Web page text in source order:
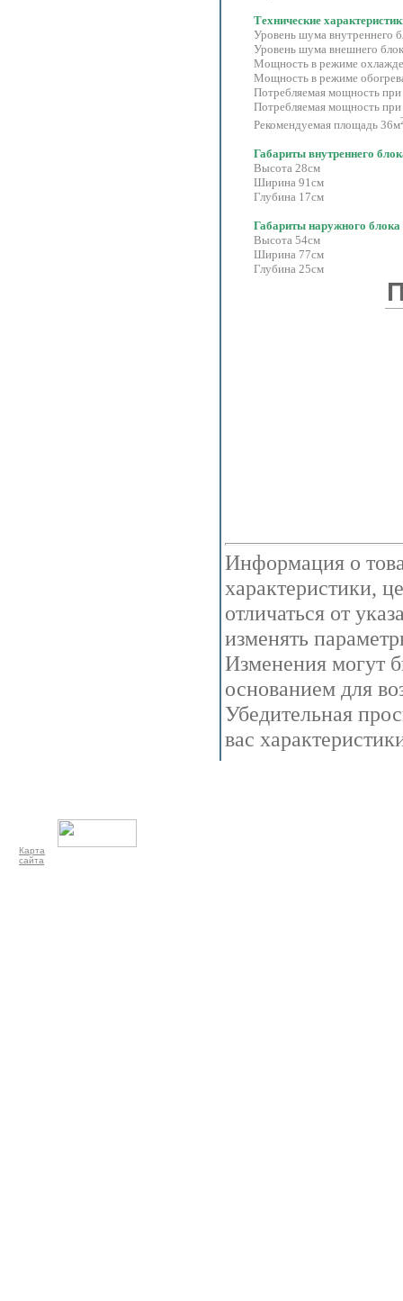
Технические
Уровень шума внутреннего
Уровень шума внешнего
Мощность в режиме
Мощность в режиме
Потребляемая мощность при
Потребляемая мощность
Рекомендуемая площадь 36м
Габариты внутреннего
Высота 28см
Ширина 91см
Глубина 17см
Габариты наружного блока
Высота 54см
Ширина 77см
Глубина 25см
Информация о
характеристики,
отличаться от
изменять
Изменения могут
основанием для
Убедительная
вас
Карта
сайта